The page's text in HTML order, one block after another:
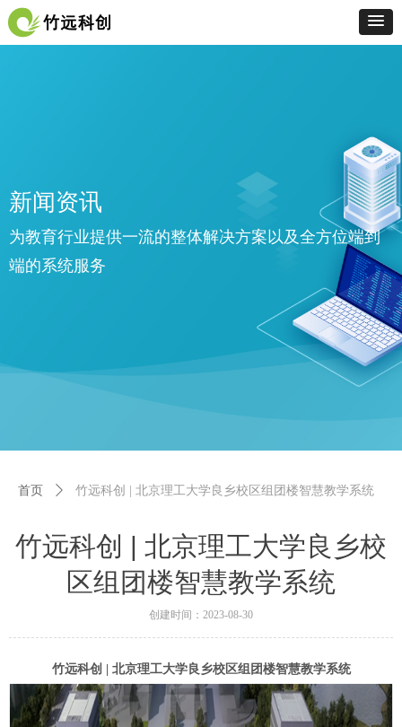
竹远科创 | 北京理工大学良乡校
区组团楼智慧教学系统
竹远科创 | 北京理工大学良乡校区组团楼智慧教学系统
创建时间： 2023-08-30
首页 ꄲ 竹远科创 | 北京理工大学良乡校区组团楼智慧教学系统
新闻资讯
为教育行业提供一流的整体解决方案以及全方位端到
端的系统服务